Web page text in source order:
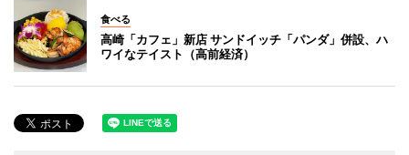
食べる
高崎「カフェ」新店 サンドイッチ「パンダ」併設、ハ
ワイなテイスト（高前経済）